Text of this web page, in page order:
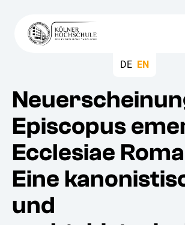
DE EN
Episcopus
Ecclesiae
Eine
und